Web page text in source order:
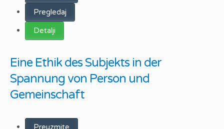
Pregledaj
Detalji
Eine Ethik des Subjekts in der
Spannung von Person und
Gemeinschaft
Preuzmite